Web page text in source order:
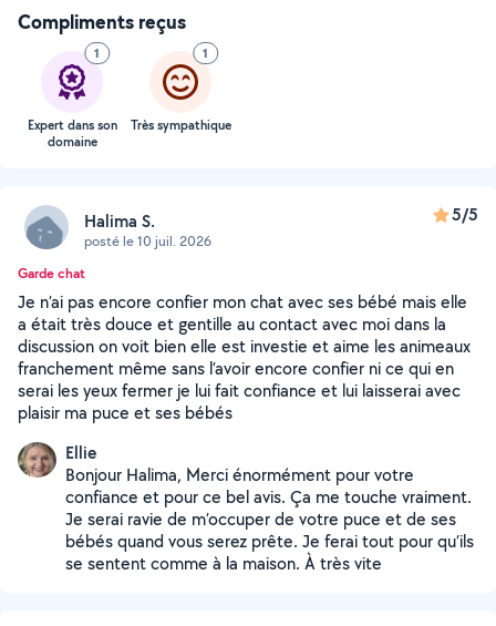
Compliments reçus
1
Expert dans son
domaine
1
Très sympathique
Halima S.
posté le 10 juil. 2026
5/5
Garde chat
Je n’ai pas encore confier mon chat avec ses bébé mais elle
a était très douce et gentille au contact avec moi dans la
discussion on voit bien elle est investie et aime les animeaux
franchement même sans l’avoir encore confier ni ce qui en
serai les yeux fermer je lui fait confiance et lui laisserai avec
plaisir ma puce et ses bébés
Ellie
Bonjour Halima, Merci énormément pour votre
confiance et pour ce bel avis. Ça me touche vraiment.
Je serai ravie de m’occuper de votre puce et de ses
bébés quand vous serez prête. Je ferai tout pour qu’ils
se sentent comme à la maison. À très vite